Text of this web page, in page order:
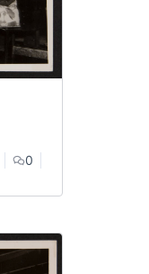
0